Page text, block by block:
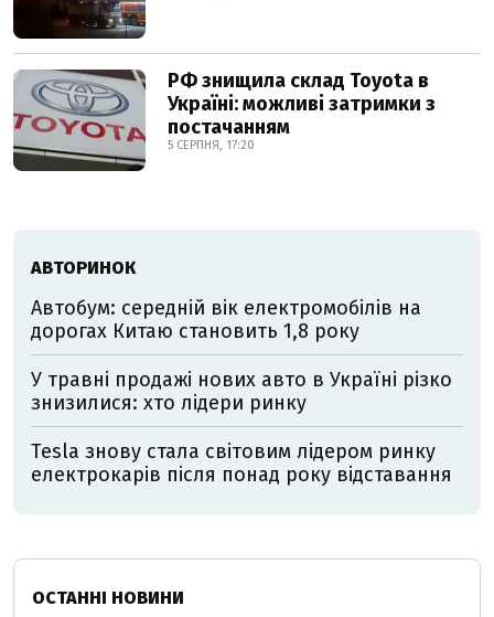
РФ знищила склад Toyota в
Україні: можливі затримки з
постачанням
5 СЕРПНЯ, 17:20
АВТОРИНОК
Автобум: середній вік електромобілів на
дорогах Китаю становить 1,8 року
У травні продажі нових авто в Україні різко
знизилися: хто лідери ринку
Tesla знову стала світовим лідером ринку
електрокарів після понад року відставання
ОСТАННІ НОВИНИ